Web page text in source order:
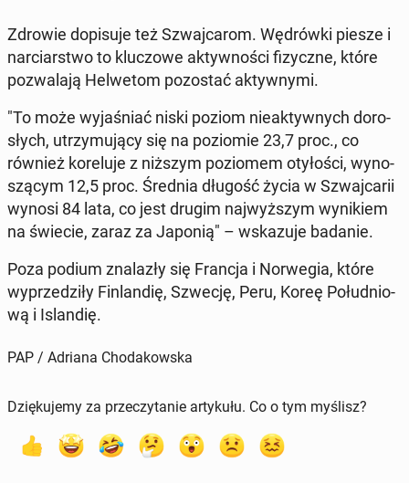
Zdrowie do­pi­su­je też Szwaj­ca­rom. Wę­drów­ki piesze i
nar­ciar­stwo to klu­czo­we ak­tyw­no­ści fi­zycz­ne, które
po­zwa­la­ją Hel­we­tom po­zo­stać ak­tyw­ny­mi.
"To może wy­ja­śniać niski poziom nie­ak­tyw­nych do­ro­
słych, utrzy­mu­ją­cy się na po­zio­mie 23,7 proc., co
również ko­re­lu­je z niższym po­zio­mem oty­ło­ści, wy­no­
szą­cym 12,5 proc. Średnia długość życia w Szwaj­ca­rii
wynosi 84 lata, co jest drugim naj­wyż­szym wy­ni­kiem
na świecie, zaraz za Japonią" – wska­zu­je badanie.
Poza podium zna­la­zły się Francja i Nor­we­gia, które
wy­prze­dzi­ły Fin­lan­dię, Szwecję, Peru, Koreę Po­łu­dnio­
wą i Is­lan­dię.
PAP / Adriana Chodakowska
Dziękujemy za przeczytanie artykułu. Co o tym myślisz?